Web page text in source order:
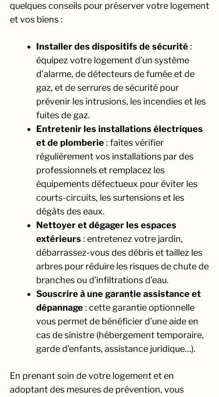
quelques conseils pour préserver votre logement
et vos biens :
Installer des dispositifs de sécurité :
équipez votre logement d’un système
d’alarme, de détecteurs de fumée et de
gaz, et de serrures de sécurité pour
prévenir les intrusions, les incendies et les
fuites de gaz.
Entretenir les installations électriques
et de plomberie : faites vérifier
régulièrement vos installations par des
professionnels et remplacez les
équipements défectueux pour éviter les
courts-circuits, les surtensions et les
dégâts des eaux.
Nettoyer et dégager les espaces
extérieurs : entretenez votre jardin,
débarrassez-vous des débris et taillez les
arbres pour réduire les risques de chute de
branches ou d’infiltrations d’eau.
Souscrire à une garantie assistance et
dépannage : cette garantie optionnelle
vous permet de bénéficier d’une aide en
cas de sinistre (hébergement temporaire,
garde d’enfants, assistance juridique…).
En prenant soin de votre logement et en
adoptant des mesures de prévention, vous